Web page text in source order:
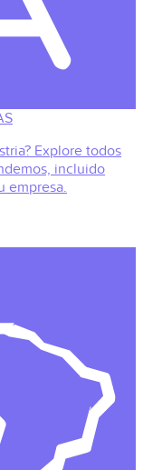
Explore todos
incluido
empresa.